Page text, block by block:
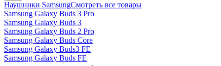
Наушники SamsungСмотреть все товары
Samsung Galaxy Buds 3 Pro
Samsung Galaxy Buds 3
Samsung Galaxy Buds 2 Pro
Samsung Galaxy Buds Core
Samsung Galaxy Buds3 FE
Samsung Galaxy Buds FE